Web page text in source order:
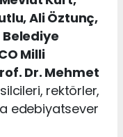
Ali Öztunç,
Milli
Dr. Mehmet
rektörler,
edebiyatsever